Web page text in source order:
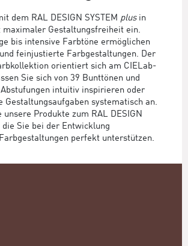
dem RAL DESIGN SYSTEM plusin
maximaler Gestaltungsfreiheit ein.
bis intensive Farbtöne ermöglichen
feinjustierte Farbgestaltungen. Der
orientiert sich am CIELab-
Sie sich von 39 Bunttönen und
intuitiv inspirieren oder
Gestaltungsaufgaben systematisch an.
unsere Produkte zum RAL DESIGN
die Sie bei der Entwicklung
perfekt unterstützen.